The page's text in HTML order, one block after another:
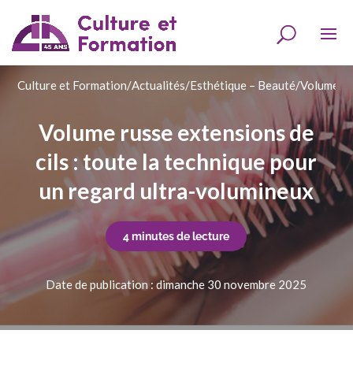
Culture et Formation/Actualités/Esthétique – Beauté/Volume
Volume russe extensions de
cils : toute la technique pour
un regard ultra-volumineux
4 minutes de lecture
Date de publication : dimanche 30 novembre 2025